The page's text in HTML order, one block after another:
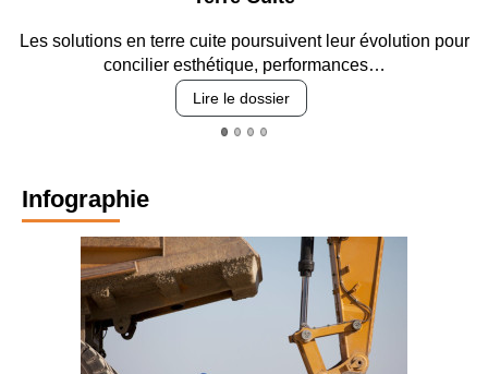
Les solutions en terre cuite poursuivent leur évolution pour
concilier esthétique, performances…
Lire le dossier
Infographie